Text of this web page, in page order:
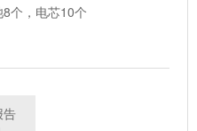
个，电芯10个
告